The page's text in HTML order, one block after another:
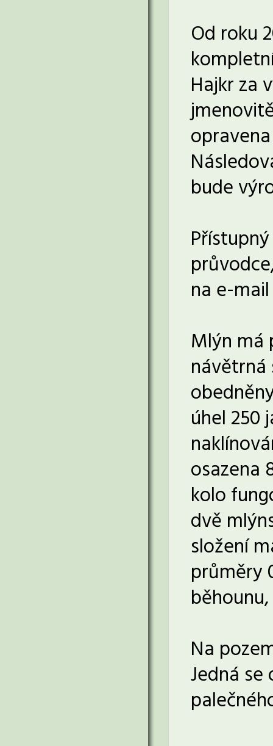
Od roku
Hajkr za
bude
na e-
Mlýn má
úhel 250
osazena
kolo
dvě
složení
průměry
Na
Jedná